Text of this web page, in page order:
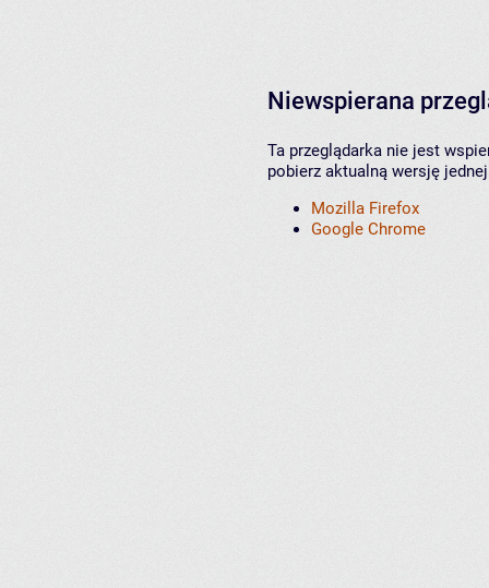
Niewspierana
Ta przeglądarka nie jest
pobierz aktualną wersję
Mozilla Firefox
Google Chrome